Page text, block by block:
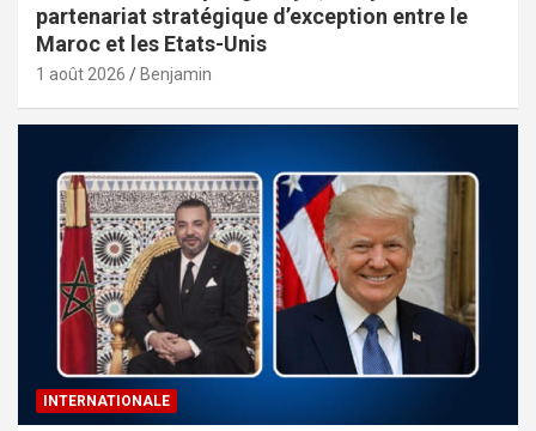
partenariat stratégique d’exception entre le
Maroc et les Etats-Unis
1 août 2026 Benjamin
INTERNATIONALE